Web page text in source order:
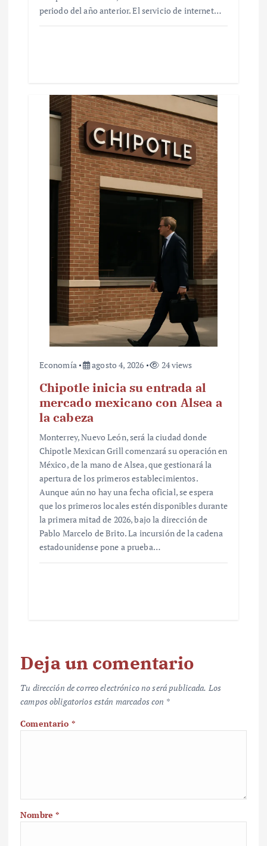
periodo del año anterior. El servicio de internet…
Economía agosto 4, 2026 24 views
Chipotle inicia su entrada al
mercado mexicano con Alsea a
la cabeza
Monterrey, Nuevo León, será la ciudad donde
Chipotle Mexican Grill comenzará su operación en
México, de la mano de Alsea, que gestionará la
apertura de los primeros establecimientos.
Aunque aún no hay una fecha oficial, se espera
que los primeros locales estén disponibles durante
la primera mitad de 2026, bajo la dirección de
Pablo Marcelo de Brito. La incursión de la cadena
estadounidense pone a prueba…
Deja un comentario
Tu dirección de correo electrónico no será publicada. Los
campos obligatorios están marcados con *
Comentario *
Nombre*